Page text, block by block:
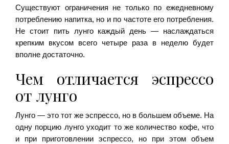
Существуют ограничения не только по ежедневному
потреблению напитка, но и по частоте его потребления.
Не стоит пить лунго каждый день — наслаждаться
крепким вкусом всего четыре раза в неделю будет
вполне достаточно.
Чем отличается эспрессо
от лунго
Лунго — это тот же эспрессо, но в большем объеме. На
одну порцию лунго уходит то же количество кофе, что
и при приготовлении эспрессо, но при этом объем